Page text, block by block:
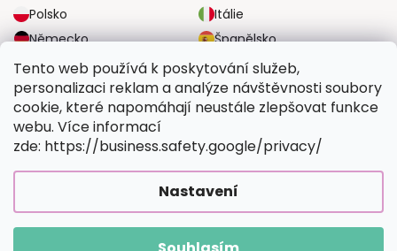
Tento web používá k poskytování služeb,
personalizaci reklam a analýze návštěvnosti soubory
cookie, které napomáhají neustále zlepšovat funkce
webu. Více informací
zde: https://business.safety.google/privacy/
Nastavení
Polsko
Itálie
Německo
Španělsko
Velká Británie
Rakousko
SPOLEHLIVÉ MOŽNOSTI DOPRAVY
BEZPEČNÉ MOŽNOSTI PLATBY
Vymalujsisam.cz. Všechna práva vyhrazena.